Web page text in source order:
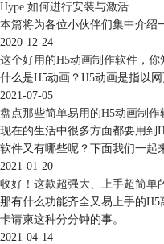
Hype 如何进行安装与激活
本篇将为各位小伙伴们集中介绍
2020-12-24
这个好用的H5动画制作软件，你
什么是H5动画？H5动画是指以
2021-07-05
盘点那些简单易用的H5动画制作
现在的生活中很多方面都要用到
软件又有哪些呢？下面我们一起
2021-01-20
收好！这款超强大、上手超简单
那有什么功能齐全又易上手的
卡请柬这种分分钟的事。
2021-04-14